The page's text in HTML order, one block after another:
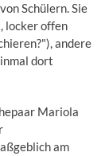
Schülern. Sie
locker offen
andere
dort
Mariola
am